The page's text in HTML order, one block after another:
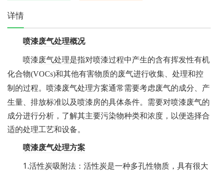
详情
喷漆废气处理概况
喷漆废气处理是指对喷漆过程中产生的含有挥发性有机
化合物(VOCs)和其他有害物质的废气进行收集、处理和控
制的过程。 喷漆废气处理方案通常需要考虑废气的成分、产
生量、排放标准以及喷漆房的具体条件。需要对喷漆废气的
成分进行分析，了解其主要污染物种类和浓度，以便选择合
适的处理工艺和设备。
喷漆废气处理方案
1.活性炭吸附法：活性炭是一种多孔性物质，具有很大